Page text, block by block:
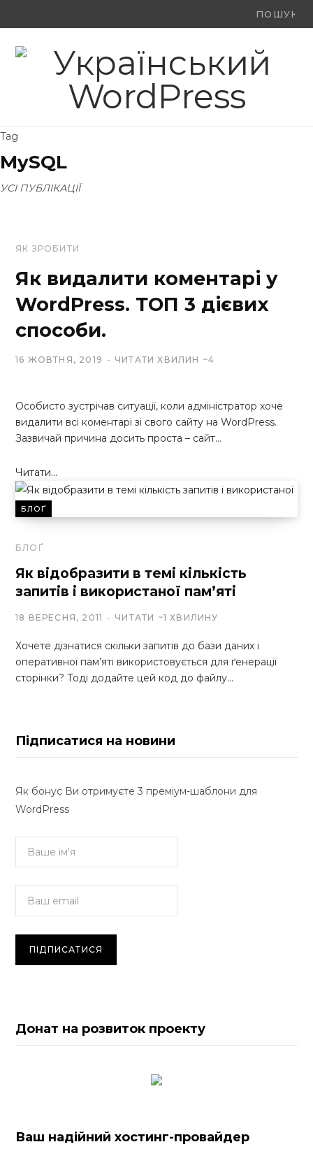
Ви
F X
(
Y
o
Tag
MySQL
УСІ ПУБЛІКАЦІЇ
ЯК ЗРОБИТИ
Як видалити коментарі у
WordPress. ТОП 3 дієвих
способи.
16 ЖОВТНЯ, 2019 ЧИТАТИ ХВИЛИН ~4
Особисто зустрічав ситуації, коли адміністратор хоче
видалити всі коментарі зі свого сайту на WordPress.
Зазвичай причина досить проста – сайт…
Читати...
БЛОҐ
БЛОҐ
Як відобразити в темі кількість
запитів і використаної пам’яті
18 ВЕРЕСНЯ, 2011 ЧИТАТИ ~1 ХВИЛИНУ
Хочете дізнатися скільки запитів до бази даних і
оперативної пам’яті використовується для ґенерації
сторінки? Тоді додайте цей код до файлу…
Підписатися на новини
Як бонус Ви отримуєте 3 преміум-шаблони для
WordPress
Донат на розвиток проекту
Ваш надійний хостинг-провайдер